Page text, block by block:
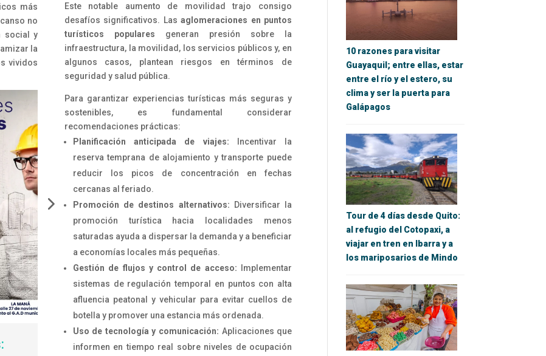
más
no
social y
la
vividos
Este notable aumento de movilidad trajo consigo
desafíos significativos. Lasaglomeraciones en puntos
turísticos populares generan presión sobre la
infraestructura, la movilidad, los servicios públicos y, en
algunos casos, plantean riesgos en términos de
seguridad y salud pública.
Para garantizar experiencias turísticas más seguras y
sostenibles, es fundamental considerar
recomendaciones prácticas:
Planificación anticipada de viajes: Incentivar la
reserva temprana de alojamiento y transporte puede
reducir los picos de concentración en fechas
cercanas al feriado.
Promoción de destinos alternativos: Diversificar la
promoción turística hacia localidades menos
saturadas ayuda a dispersar la demanda y a beneficiar
a economías locales más pequeñas.
Gestión de flujos y control de acceso: Implementar
sistemas de regulación temporal en puntos con alta
afluencia peatonal y vehicular para evitar cuellos de
botella y promover una estancia más ordenada.
Uso de tecnología y comunicación: Aplicaciones que
informen en tiempo real sobre niveles de ocupación
10 razones para visitar
Guayaquil; entre ellas, estar
entre el río y el estero, su
clima y ser la puerta para
Galápagos
Tour de 4 días desde Quito:
al refugio del Cotopaxi, a
viajar en tren en Ibarra y a
los mariposarios de Mindo